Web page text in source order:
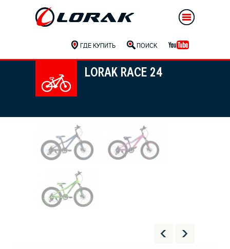
ГДЕ КУПИТЬ ПОИСК
LORAK RACE 24